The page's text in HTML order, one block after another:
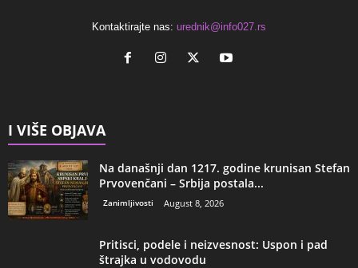
Kontaktirajte nas: urednik@info027.rs
I VIŠE OBJAVA
Na današnji dan 1217. godine krunisan Stefan
Prvovenčani – Srbija postala...
Zanimljivosti August 8, 2026
Pritisci, podele i neizvesnost: Uspon i pad
štrajka u vodovodu